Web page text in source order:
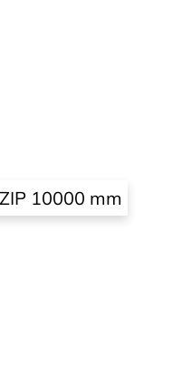
10000 mm